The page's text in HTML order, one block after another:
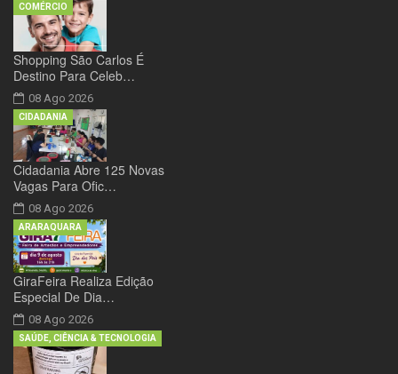
Shopping São Carlos É
Destino Para Celeb…
08 Ago 2026
COMÉRCIO
Cidadania Abre 125 Novas
Vagas Para Ofic…
08 Ago 2026
CIDADANIA
GiraFeira Realiza Edição
Especial De Dia…
08 Ago 2026
ARARAQUARA
SAÚDE, CIÊNCIA & TECNOLOGIA